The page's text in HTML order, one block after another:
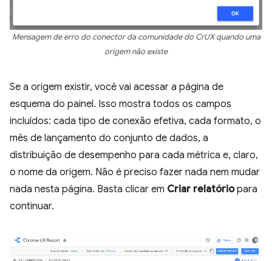
Mensagem de erro do conector da comunidade do CrUX quando uma
origem não existe
Se a origem existir, você vai acessar a página de
esquema do painel. Isso mostra todos os campos
incluídos: cada tipo de conexão efetiva, cada formato, o
mês de lançamento do conjunto de dados, a
distribuição de desempenho para cada métrica e, claro,
o nome da origem. Não é preciso fazer nada nem mudar
nada nesta página. Basta clicar em Criar relatóriopara
continuar.